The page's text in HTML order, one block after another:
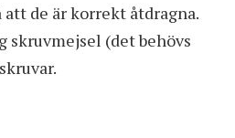
de är korrekt åtdragna.
skruvmejsel (det behövs